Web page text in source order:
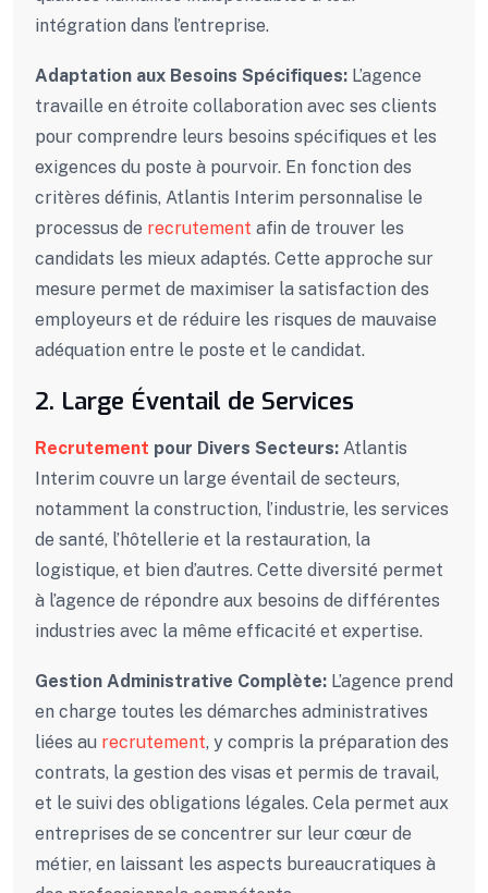
intégration dans l’entreprise.
Adaptation aux Besoins Spécifiques: L’agence
travaille en étroite collaboration avec ses clients
pour comprendre leurs besoins spécifiques et les
exigences du poste à pourvoir. En fonction des
critères définis, Atlantis Interim personnalise le
processus de recrutement afin de trouver les
candidats les mieux adaptés. Cette approche sur
mesure permet de maximiser la satisfaction des
employeurs et de réduire les risques de mauvaise
adéquation entre le poste et le candidat.
2. Large Éventail de Services
Recrutement pour Divers Secteurs: Atlantis
Interim couvre un large éventail de secteurs,
notamment la construction, l’industrie, les services
de santé, l’hôtellerie et la restauration, la
logistique, et bien d’autres. Cette diversité permet
à l’agence de répondre aux besoins de différentes
industries avec la même efficacité et expertise.
Gestion Administrative Complète: L’agence prend
en charge toutes les démarches administratives
liées au recrutement, y compris la préparation des
contrats, la gestion des visas et permis de travail,
et le suivi des obligations légales. Cela permet aux
entreprises de se concentrer sur leur cœur de
métier, en laissant les aspects bureaucratiques à